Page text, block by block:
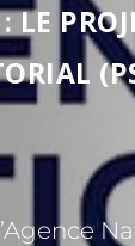
LE